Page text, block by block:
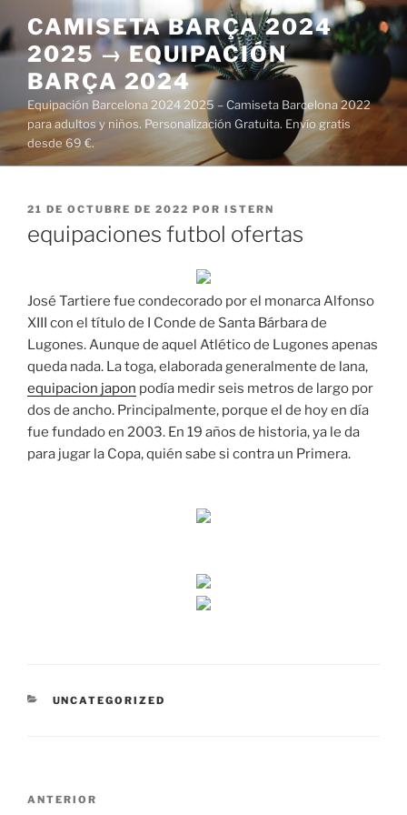
al
contenido
CAMISETA BARÇA 2024
2025 → EQUIPACIÓN
BARÇA 2024
Equipación Barcelona 2024 2025 – Camiseta Barcelona 2022
para adultos y niños. Personalización Gratuita. Envío gratis
desde 69 €.
PUBLICADO
21 DE OCTUBRE DE 2022 POR ISTERN
equipaciones futbol ofertas
José Tartiere fue condecorado por el monarca Alfonso
XIII con el título de I Conde de Santa Bárbara de
Lugones. Aunque de aquel Atlético de Lugones apenas
queda nada. La toga, elaborada generalmente de lana,
equipacion japon podía medir seis metros de largo por
dos de ancho. Principalmente, porque el de hoy en día
fue fundado en 2003. En 19 años de historia, ya le da
para jugar la Copa, quién sabe si contra un Primera.
CATEGORÍAS
UNCATEGORIZED
Navegación
Entrada
ANTERIOR